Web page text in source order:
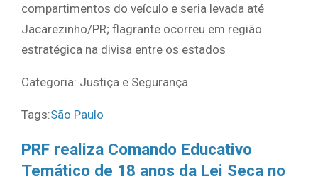
compartimentos do veículo e seria levada até
Jacarezinho/PR; flagrante ocorreu em região
estratégica na divisa entre os estados
Categoria: Justiça e Segurança
Tags:São Paulo
PRF realiza Comando Educativo
Temático de 18 anos da Lei Seca no